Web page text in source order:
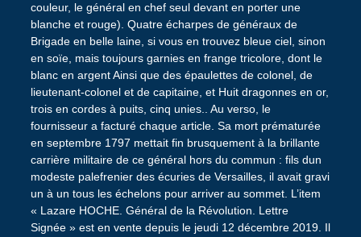
couleur, le général en chef seul devant en porter une
blanche et rouge). Quatre écharpes de généraux de
Brigade en belle laine, si vous en trouvez bleue ciel, sinon
en soïe, mais toujours garnies en frange tricolore, dont le
blanc en argent Ainsi que des épaulettes de colonel, de
lieutenant-colonel et de capitaine, et Huit dragonnes en or,
trois en cordes à puits, cinq unies.. Au verso, le
fournisseur a facturé chaque article. Sa mort prématurée
en septembre 1797 mettait fin brusquement à la brillante
carrière militaire de ce général hors du commun : fils dun
modeste palefrenier des écuries de Versailles, il avait gravi
un à un tous les échelons pour arriver au sommet. L’item
« Lazare HOCHE. Général de la Révolution. Lettre
Signée » est en vente depuis le jeudi 12 décembre 2019. Il